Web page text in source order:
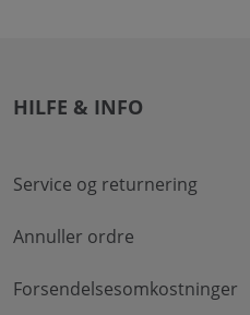
HILFE & INFO
Service og returnering
Annuller ordre
Forsendelsesomkostninger